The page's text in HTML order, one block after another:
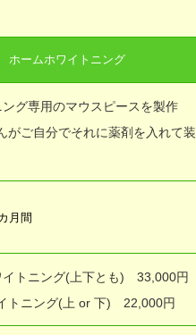
ホームホワイトニング
グ専用のマウスピースを製作
がご自分でそれに薬剤を入れて装
月間
イトニング(上下とも) 33,000円
トニング(上 or 下) 22,000円